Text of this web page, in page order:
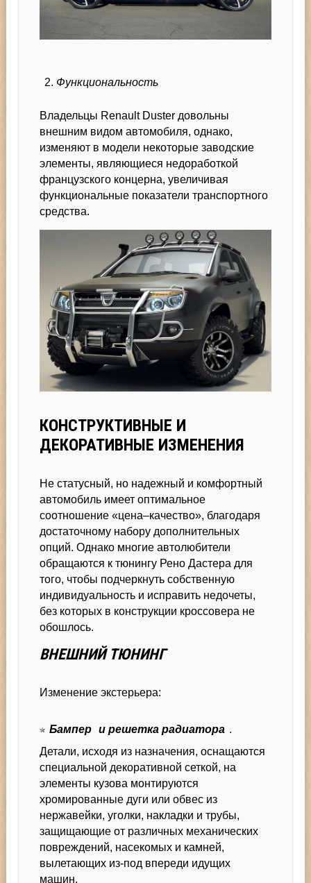
Функциональность
Владельцы Renault Duster довольны
внешним видом автомобиля, однако,
изменяют в модели некоторые заводские
элементы, являющиеся недоработкой
французского концерна, увеличивая
функциональные показатели транспортного
средства.
КОНСТРУКТИВНЫЕ И
ДЕКОРАТИВНЫЕ ИЗМЕНЕНИЯ
Не статусный, но надежный и комфортный
автомобиль имеет оптимальное
соотношение «цена–качество», благодаря
достаточному набору дополнительных
опций. Однако многие автолюбители
обращаются к тюнингу Рено Дастера для
того, чтобы подчеркнуть собственную
индивидуальность и исправить недочеты,
без которых в конструкции кроссовера не
обошлось.
ВНЕШНИЙ ТЮНИНГ
Изменение экстерьера:
Бампер и решетка радиатора .
Детали, исходя из назначения, оснащаются
специальной декоративной сеткой, на
элементы кузова монтируются
хромированные дуги или обвес из
нержавейки, уголки, накладки и трубы,
защищающие от различных механических
повреждений, насекомых и камней,
вылетающих из-под впереди идущих
машин.